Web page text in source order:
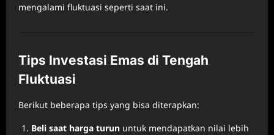
mengalami fluktuasi seperti saat ini.
Tips Investasi Emas di Tengah
Fluktuasi
Berikut beberapa tips yang bisa diterapkan:
Beli saat harga turun untuk mendapatkan nilai lebih